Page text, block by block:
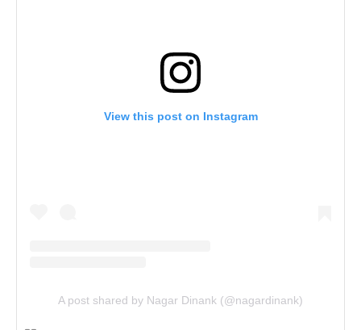
View this post on Instagram
A post shared by Nagar Dinank (@nagardinank)